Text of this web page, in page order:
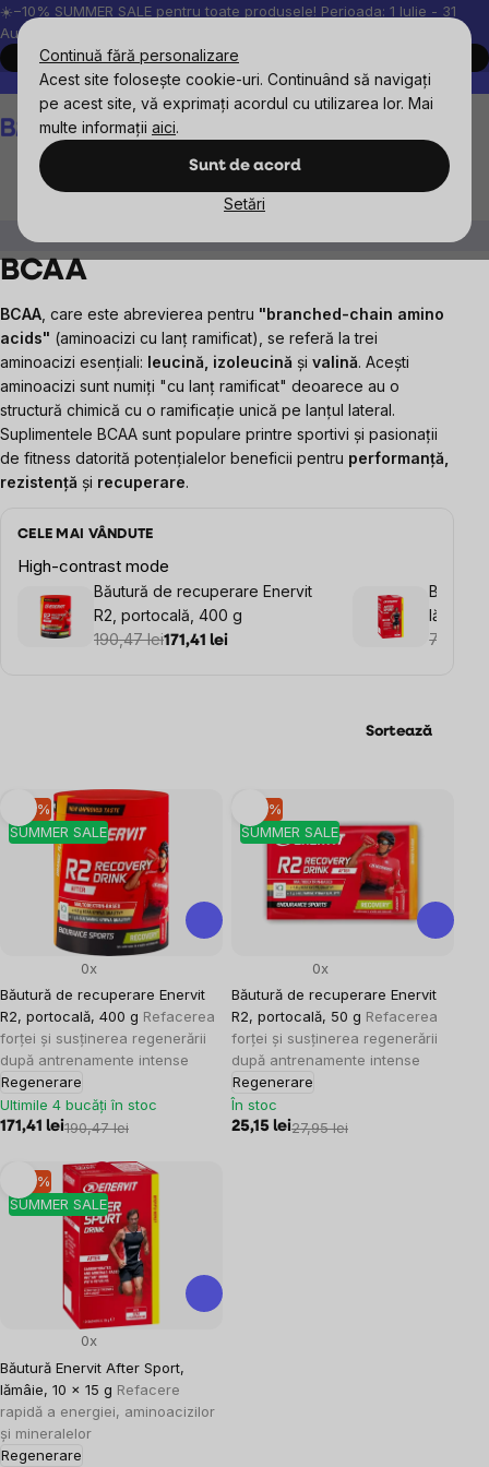
Continuă fără personalizare
Acest site folosește cookie-uri. Continuând să navigați
pe acest site, vă exprimați acordul cu utilizarea lor. Mai
multe informații aici.
Sunt de acord
Setări
Treci
la
conținut
☀️−10% SUMMER SALE pentru toate produsele! Perioada: 1 Iulie - 31
August, 2026.
Cumpără acum
Peste 200.000 de recenzii verificate
Produsele noastre sunt
Coş
de
BCAA
BCAA , care este abrevierea pentru "branched-chain amino
acids" (aminoacizi cu lanț ramificat), se referă la trei
aminoacizi esențiali: leucină, izoleucină și valină. Acești
aminoacizi sunt numiți "cu lanț ramificat" deoarece au o
structură chimică cu o ramificație unică pe lanțul lateral.
Suplimentele BCAA sunt populare printre sportivi și pasionații
de fitness datorită potențialelor beneficii pentru performanță,
rezistență și recuperare.
CELE MAI VÂNDUTE
High-contrast mode
Băutură de recuperare Enervit
R2, portocală, 400 g
190,47 lei171,41 lei
lămâie,
73,46
Sortează
Listă
produse
SUMMER SALE
–10 %
Băutură de recuperare Enervit
R2, portocală, 400 g Refacerea
forței și susținerea regenerării
după antrenamente intense
Regenerare
0x
Ultimile 4 bucăți în stoc
171,41 lei190,47 lei
SUMMER SALE
–10 %
Băutură de recuperare Enervit
R2, portocală, 50 g Refacerea
forței și susținerea regenerării
după antrenamente intense
Regenerare
0x
În stoc
25,15 lei27,95 lei
SUMMER SALE
–10 %
Băutură Enervit After Sport,
lămâie, 10 x 15 g Refacere
rapidă a energiei, aminoacizilor
și mineralelor
Regenerare
0x